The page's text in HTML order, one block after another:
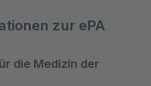
zur ePA
die Medizin der